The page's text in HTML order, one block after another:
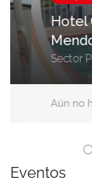
Hotel
Mendoza
Sector
Aún no hay
Eventos